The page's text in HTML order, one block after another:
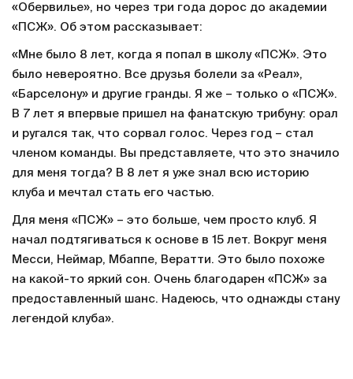
«Обервилье», но через три года дорос до академии
«ПСЖ». Об этом рассказывает:
«Мне было 8 лет, когда я попал в школу «ПСЖ». Это
было невероятно. Все друзья болели за «Реал»,
«Барселону» и другие гранды. Я же – только о «ПСЖ».
В 7 лет я впервые пришел на фанатскую трибуну: орал
и ругался так, что сорвал голос. Через год – стал
членом команды. Вы представляете, что это значило
для меня тогда? В 8 лет я уже знал всю историю
клуба и мечтал стать его частью.
Для меня «ПСЖ» – это больше, чем просто клуб. Я
начал подтягиваться к основе в 15 лет. Вокруг меня
Месси, Неймар, Мбаппе, Вератти. Это было похоже
на какой-то яркий сон. Очень благодарен «ПСЖ» за
предоставленный шанс. Надеюсь, что однажды стану
легендой клуба».